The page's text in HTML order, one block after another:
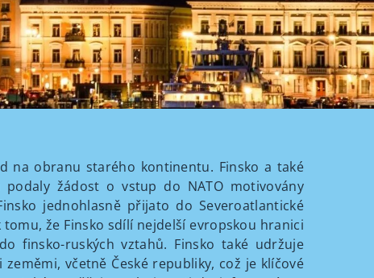
na obranu starého kontinentu. Finsko a také
žádost o vstup do NATO motivovány
jednohlasně přijato do Severoatlantické
že Finsko sdílí nejdelší evropskou hranici
finsko-ruských vztahů. Finsko také udržuje
včetně České republiky, což je klíčové